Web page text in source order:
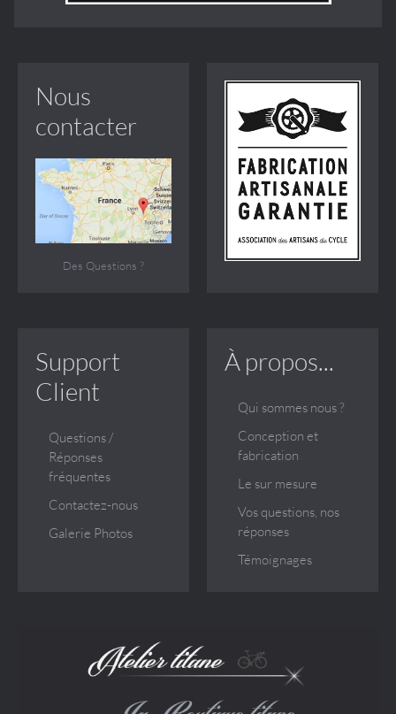
Nous
contacter
Des Questions ?
Support
Client
Questions /
Réponses
fréquentes
Contactez-nous
Galerie Photos
À propos...
Qui sommes nous ?
Conception et
fabrication
Le sur mesure
Vos questions, nos
réponses
Témoignages